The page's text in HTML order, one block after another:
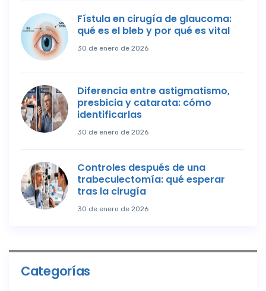
Fístula en cirugía de glaucoma:
qué es el bleb y por qué es vital
30 de enero de 2026
Diferencia entre astigmatismo,
presbicia y catarata: cómo
identificarlas
30 de enero de 2026
Controles después de una
trabeculectomía: qué esperar
tras la cirugía
30 de enero de 2026
Categorías